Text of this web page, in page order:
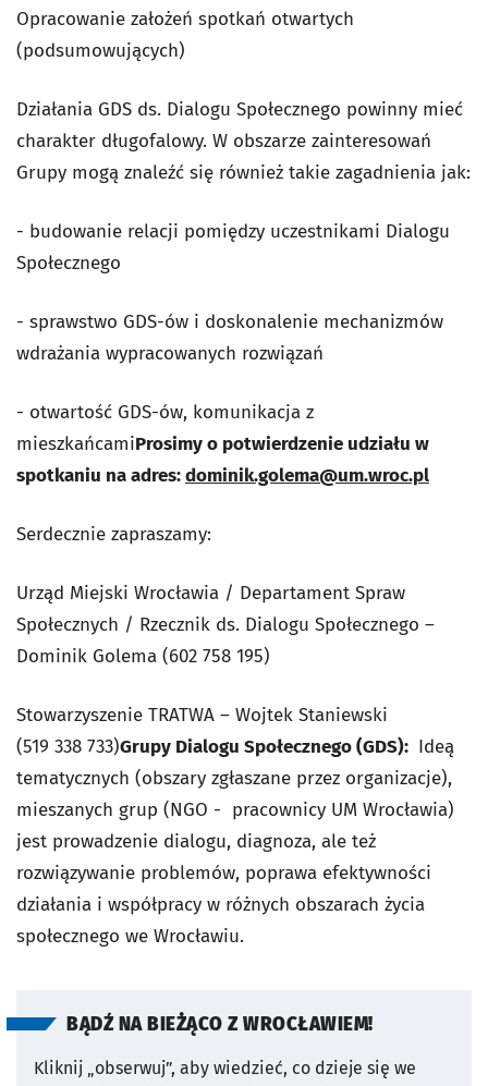
Opracowanie założeń spotkań otwartych
(podsumowujących)
Działania GDS ds. Dialogu Społecznego powinny mieć
charakter długofalowy. W obszarze zainteresowań
Grupy mogą znaleźć się również takie zagadnienia jak:
- budowanie relacji pomiędzy uczestnikami Dialogu
Społecznego
- sprawstwo GDS-ów i doskonalenie mechanizmów
wdrażania wypracowanych rozwiązań
- otwartość GDS-ów, komunikacja z
mieszkańcamiProsimy o potwierdzenie udziału w
spotkaniu na adres:dominik.golema@um.wroc.pl
Serdecznie zapraszamy:
Urząd Miejski Wrocławia / Departament Spraw
Społecznych / Rzecznik ds. Dialogu Społecznego –
Dominik Golema (602 758 195)
Stowarzyszenie TRATWA – Wojtek Staniewski
(519 338 733)Grupy Dialogu Społecznego (GDS): Ideą
tematycznych (obszary zgłaszane przez organizacje),
mieszanych grup (NGO - pracownicy UM Wrocławia)
jest prowadzenie dialogu, diagnoza, ale też
rozwiązywanie problemów, poprawa efektywności
działania i współpracy w różnych obszarach życia
społecznego we Wrocławiu.
BĄDŹ NA BIEŻĄCO Z WROCŁAWIEM!
Kliknij „obserwuj”, aby wiedzieć, co dzieje się we